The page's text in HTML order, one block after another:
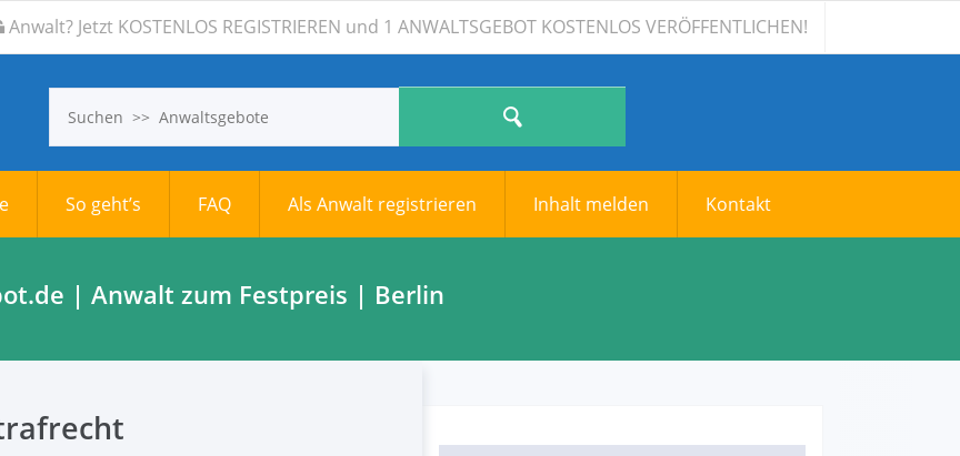
Anwalt? Jetzt KOSTENLOS REGISTRIEREN und 1 ANWALTSGEBOT KOSTENLOS VERÖFFENTLICHEN!
So geht’s FAQ Als Anwalt registrieren Inhalt melden Kontakt
| Anwalt zum Festpreis | Berlin